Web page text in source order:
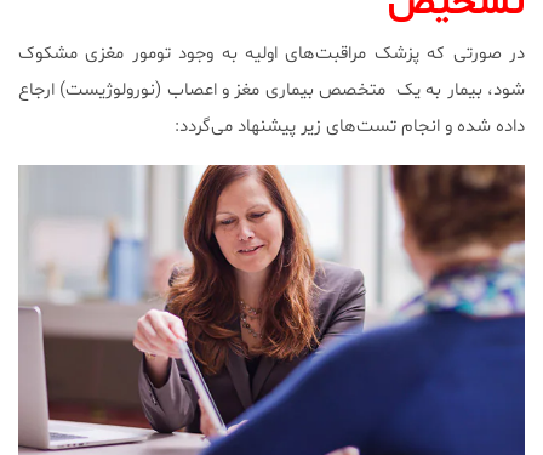
در صورتی که پزشک مراقبت‌های اولیه به وجود تومور مغزی مشکوک
شود، بیمار به یک متخصص بیماری مغز و اعصاب (نورولوژیست) ارجاع
داده شده و انجام تست‌های زیر پیشنهاد می‌گردد: